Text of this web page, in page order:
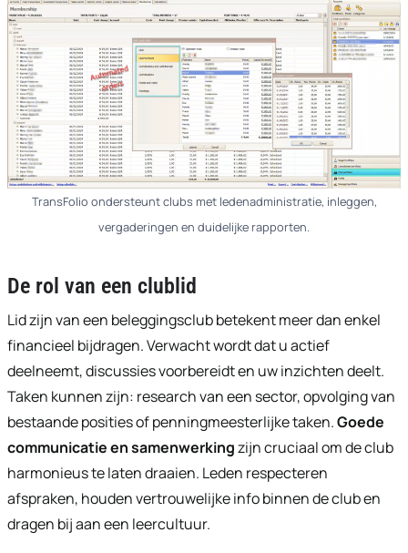
TransFolio ondersteunt clubs met ledenadministratie, inleggen,
vergaderingen en duidelijke rapporten.
De rol van een clublid
Lid zijn van een beleggingsclub betekent meer dan enkel
financieel bijdragen. Verwacht wordt dat u actief
deelneemt, discussies voorbereidt en uw inzichten deelt.
Taken kunnen zijn: research van een sector, opvolging van
bestaande posities of penningmeesterlijke taken.Goede
communicatie en samenwerkingzijn cruciaal om de club
harmonieus te laten draaien. Leden respecteren
afspraken, houden vertrouwelijke info binnen de club en
dragen bij aan een leercultuur.